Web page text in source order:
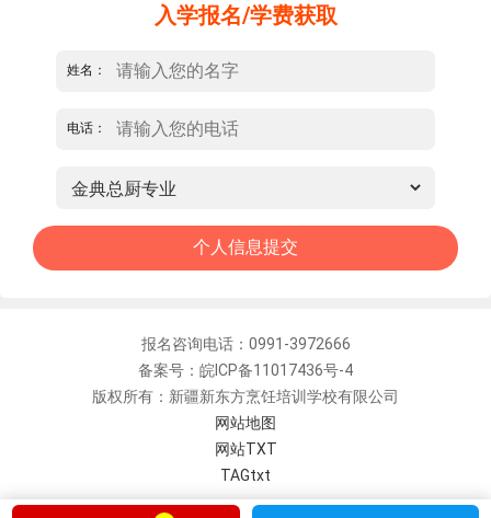
入学报名/学费获取
姓名：
电话：
报名咨询电话：0991-3972666
备案号：皖ICP备11017436号-4
版权所有：新疆新东方烹饪培训学校有限公司
网站地图
网站TXT
TAGtxt